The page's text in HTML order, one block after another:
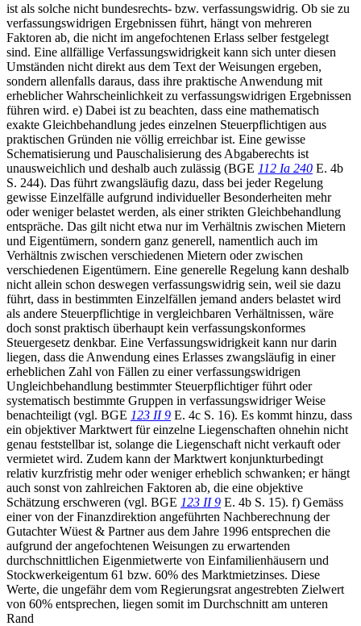
ist als solche nicht bundesrechts- bzw. verfassungswidrig. Ob sie zu
verfassungswidrigen Ergebnissen führt, hängt von mehreren
Faktoren ab, die nicht im angefochtenen Erlass selber festgelegt
sind. Eine allfällige Verfassungswidrigkeit kann sich unter diesen
Umständen nicht direkt aus dem Text der Weisungen ergeben,
sondern allenfalls daraus, dass ihre praktische Anwendung mit
erheblicher Wahrscheinlichkeit zu verfassungswidrigen Ergebnissen
führen wird. e) Dabei ist zu beachten, dass eine mathematisch
exakte Gleichbehandlung jedes einzelnen Steuerpflichtigen aus
praktischen Gründen nie völlig erreichbar ist. Eine gewisse
Schematisierung und Pauschalisierung des Abgaberechts ist
unausweichlich und deshalb auch zulässig (BGE 112 Ia 240 E. 4b
S. 244). Das führt zwangsläufig dazu, dass bei jeder Regelung
gewisse Einzelfälle aufgrund individueller Besonderheiten mehr
oder weniger belastet werden, als einer strikten Gleichbehandlung
entspräche. Das gilt nicht etwa nur im Verhältnis zwischen Mietern
und Eigentümern, sondern ganz generell, namentlich auch im
Verhältnis zwischen verschiedenen Mietern oder zwischen
verschiedenen Eigentümern. Eine generelle Regelung kann deshalb
nicht allein schon deswegen verfassungswidrig sein, weil sie dazu
führt, dass in bestimmten Einzelfällen jemand anders belastet wird
als andere Steuerpflichtige in vergleichbaren Verhältnissen, wäre
doch sonst praktisch überhaupt kein verfassungskonformes
Steuergesetz denkbar. Eine Verfassungswidrigkeit kann nur darin
liegen, dass die Anwendung eines Erlasses zwangsläufig in einer
erheblichen Zahl von Fällen zu einer verfassungswidrigen
Ungleichbehandlung bestimmter Steuerpflichtiger führt oder
systematisch bestimmte Gruppen in verfassungswidriger Weise
benachteiligt (vgl. BGE 123 II 9 E. 4c S. 16). Es kommt hinzu, dass
ein objektiver Marktwert für einzelne Liegenschaften ohnehin nicht
genau feststellbar ist, solange die Liegenschaft nicht verkauft oder
vermietet wird. Zudem kann der Marktwert konjunkturbedingt
relativ kurzfristig mehr oder weniger erheblich schwanken; er hängt
auch sonst von zahlreichen Faktoren ab, die eine objektive
Schätzung erschweren (vgl. BGE 123 II 9 E. 4b S. 15). f) Gemäss
einer von der Finanzdirektion angeführten Nachberechnung der
Gutachter Wüest & Partner aus dem Jahre 1996 entsprechen die
aufgrund der angefochtenen Weisungen zu erwartenden
durchschnittlichen Eigenmietwerte von Einfamilienhäusern und
Stockwerkeigentum 61 bzw. 60% des Marktmietzinses. Diese
Werte, die ungefähr dem vom Regierungsrat angestrebten Zielwert
von 60% entsprechen, liegen somit im Durchschnitt am unteren
Rand